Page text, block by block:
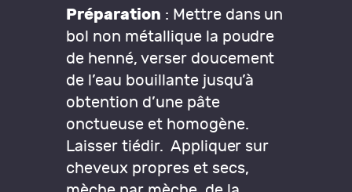
Préparation : Mettre dans un
bol non métallique la poudre
de henné, verser doucement
de l’eau bouillante jusqu’à
obtention d’une pâte
onctueuse et homogène.
Laisser tiédir. Appliquer sur
cheveux propres et secs,